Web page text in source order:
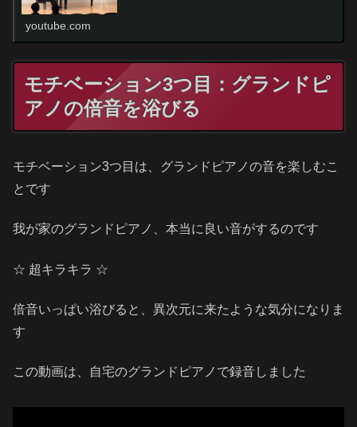
youtube.com
モチベーション3つ目：グランドピ
アノの倍音を浴びる
モチベーション3つ目は、グランドピアノの音を楽しむこ
とです
我が家のグランドピアノ、本当に良い音がするのです
☆ 超キラキラ ☆
倍音いっぱい浴びると、異次元に来たような気分になりま
す
この動画は、自宅のグランドピアノで録音しました